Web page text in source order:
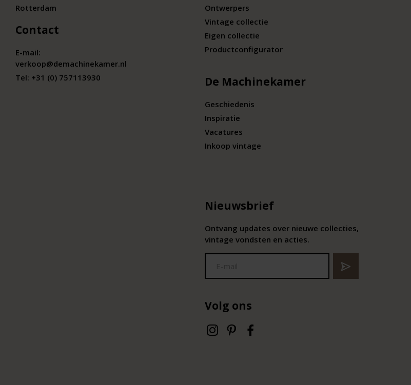
Rotterdam
Contact
E-mail:
verkoop@demachinekamer.nl
Tel: +31 (0) 757113930
Ontwerpers
Vintage collectie
Eigen collectie
Productconfigurator
De Machinekamer
Geschiedenis
Inspiratie
Vacatures
Inkoop vintage
Nieuwsbrief
Ontvang updates over nieuwe collecties,
vintage vondsten en acties.
Volg ons